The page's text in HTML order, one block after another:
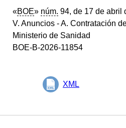
«BOE» núm. 94, de 17 de abril
V. Anuncios - A. Contratación
Ministerio de Sanidad
BOE-B-2026-11854
XML